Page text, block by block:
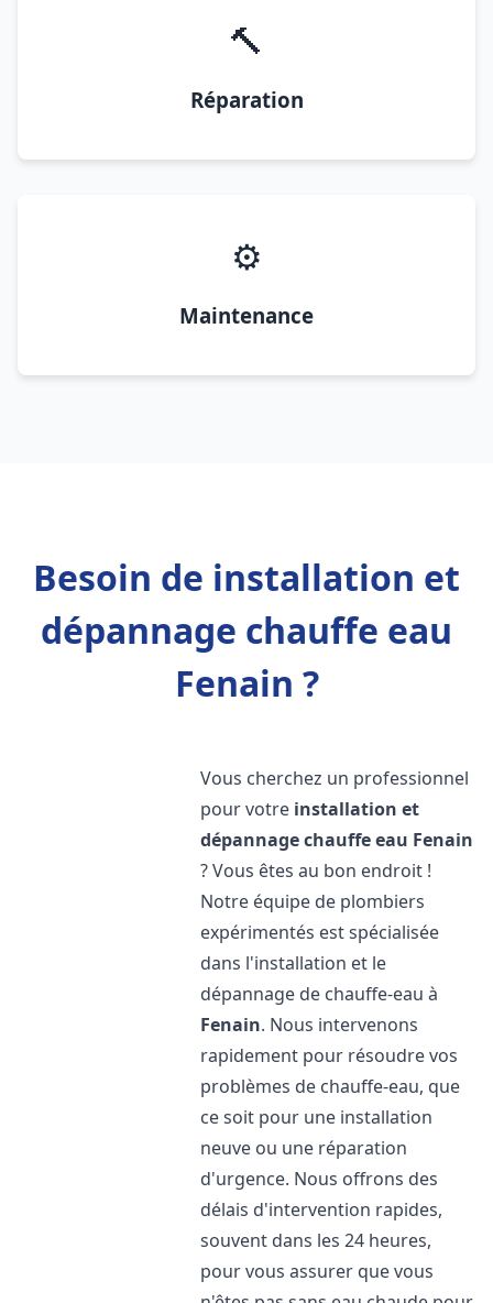
🔨
Réparation
⚙️
Maintenance
Besoin de installation et
dépannage chauffe eau
Fenain ?
Vous cherchez un professionnel
pour votre installation et
dépannage chauffe eau Fenain
? Vous êtes au bon endroit !
Notre équipe de plombiers
expérimentés est spécialisée
dans l'installation et le
dépannage de chauffe-eau à
Fenain. Nous intervenons
rapidement pour résoudre vos
problèmes de chauffe-eau, que
ce soit pour une installation
neuve ou une réparation
d'urgence. Nous offrons des
délais d'intervention rapides,
souvent dans les 24 heures,
pour vous assurer que vous